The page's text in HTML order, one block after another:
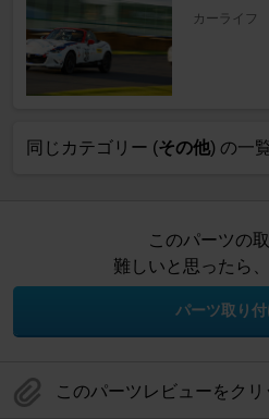
カーライフ
同じカテゴリー (その他) の一
このパーツの
難しいと思ったら
パーツ取り
このパーツレビューをク